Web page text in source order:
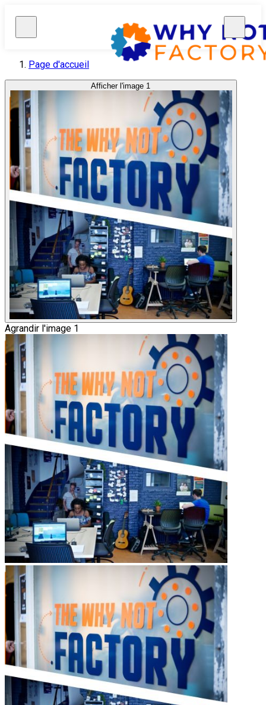
Page d'accueil
Afficher l'image 1
Agrandir l'image 1